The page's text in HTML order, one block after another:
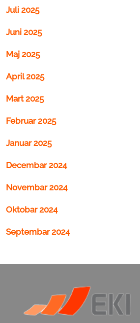
Juli 2025
Juni 2025
Maj 2025
April 2025
Mart 2025
Februar 2025
Januar 2025
Decembar 2024
Novembar 2024
Oktobar 2024
Septembar 2024